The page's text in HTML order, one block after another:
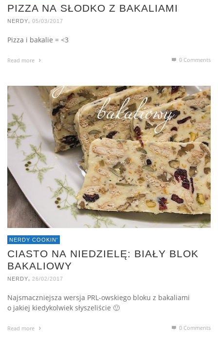
PIZZA NA SŁODKO Z BAKALIAMI
NERDY 05/03/2017
Pizza i bakalie = <3
Read more 0 Comments
NERDY COOKIN'
CIASTO NA NIEDZIELĘ: BIAŁY BLOK
BAKALIOWY
NERDY 26/02/2017
Najsmaczniejsza wersja PRL-owskiego bloku z bakaliami
o jakiej kiedykolwiek słyszeliście 🙂
Read more 0 Comments